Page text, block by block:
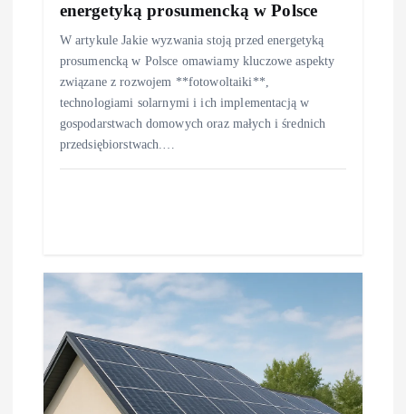
energetyką prosumencką w Polsce
W artykule Jakie wyzwania stoją przed energetyką
prosumencką w Polsce omawiamy kluczowe aspekty
związane z rozwojem **fotowoltaiki**,
technologiami solarnymi i ich implementacją w
gospodarstwach domowych oraz małych i średnich
przedsiębiorstwach.…